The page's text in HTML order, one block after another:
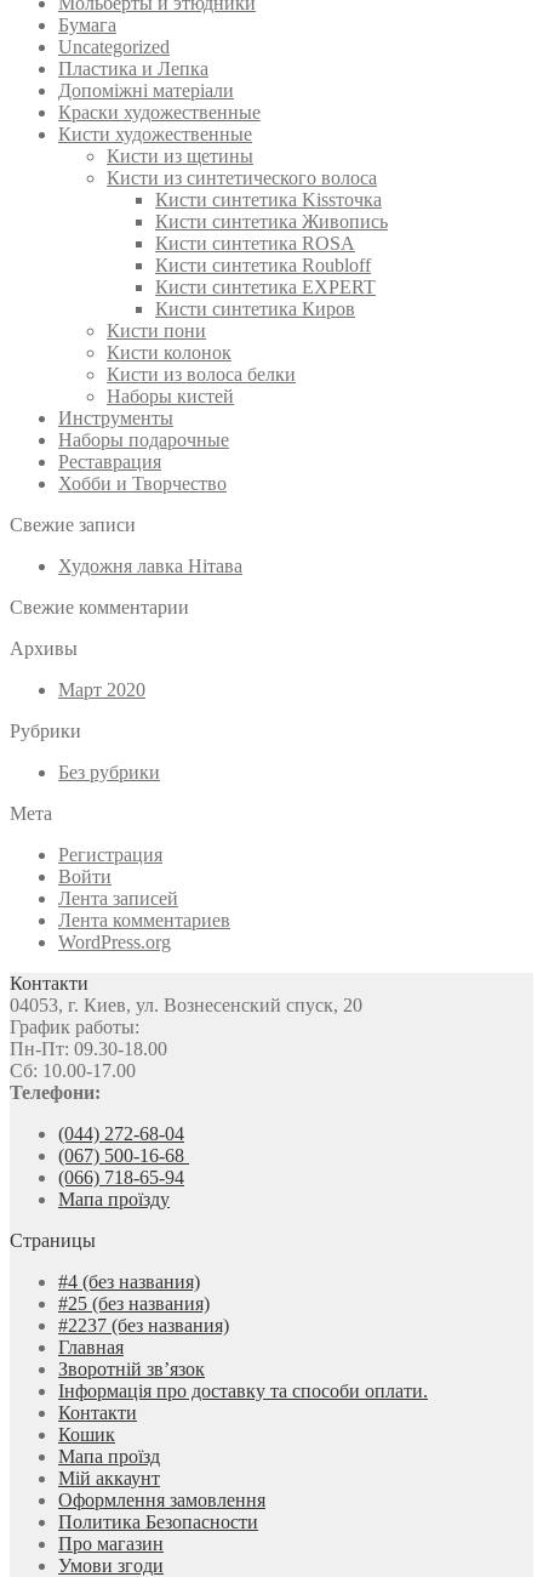
Бумага
Uncategorized
Пластика и Лепка
Допоміжні матеріали
Краски художественные
Кисти художественные
Кисти из щетины
Кисти из синтетического волоса
Кисти синтетика Kissточка
Кисти синтетика Живопись
Кисти синтетика ROSA
Кисти синтетика Roubloff
Кисти синтетика EXPERT
Кисти синтетика Киров
Кисти пони
Кисти колонок
Кисти из волоса белки
Наборы кистей
Инструменты
Наборы подарочные
Реставрация
Хобби и Творчество
Свежие записи
Художня лавка Нітава
Свежие комментарии
Архивы
Март 2020
Рубрики
Без рубрики
Мета
Регистрация
Войти
Лента записей
Лента комментариев
WordPress.org
Контакти
04053, г. Киев, ул. Вознесенский спуск, 20
График работы:
Пн-Пт: 09.30-18.00
Сб: 10.00-17.00
Телефони:
(044) 272-68-04
(067) 500-16-68
(066) 718-65-94
Мапа проїзду
Страницы
#4 (без названия)
#25 (без названия)
#2237 (без названия)
Главная
Зворотній зв’язок
Інформація про доставку та способи оплати.
Контакти
Кошик
Мапа проїзд
Мій аккаунт
Оформлення замовлення
Политика Безопасности
Про магазин
Умови згоди